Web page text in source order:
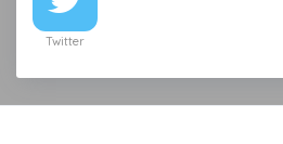
Twitter